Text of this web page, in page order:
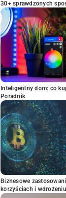
30+ sprawdzonych
Inteligentny dom: co
Poradnik
Biznesowe
korzyściach i wdrożeniu